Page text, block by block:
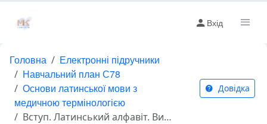
Вхід
Головна
Електронні підручники
Навчальний план С78
Основи латинської мови з
медичною термінологією
Вступ. Латинський алфавіт. Вимова букв
Довідка